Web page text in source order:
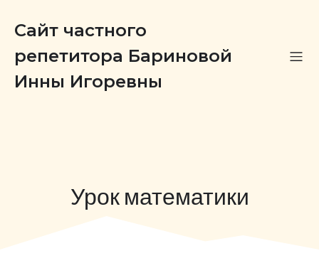
Сайт частного
репетитора Бариновой
Инны Игоревны
Урок математики